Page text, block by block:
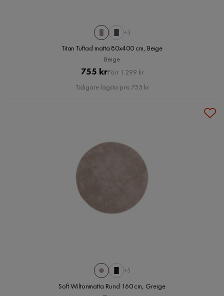
+3
Titan Tuftad matta 80x400 cm, Beige
Beige
Pris
755 kr Original
Pris
Förr 1 299 kr
Tidigare lägsta pris 755 kr
+5
Soft Wiltonmatta Rund 160 cm, Greige